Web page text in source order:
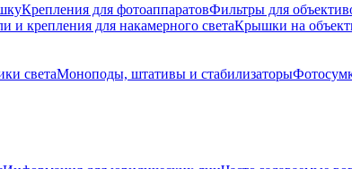
Крепления для фотоаппаратовФильтры для
и крепления для накамерного светаКрышки на
светаМоноподы, штативы и стабилизаторы